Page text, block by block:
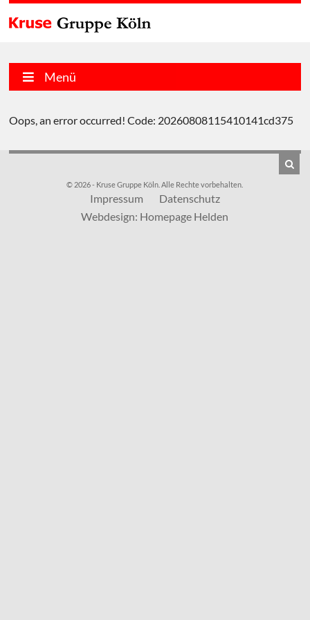
Menü
Oops, an error occurred! Code: 20260808115410141cd375
© 2026 - Kruse Gruppe Köln. Alle Rechte vorbehalten.
Impressum
Datenschutz
Webdesign: Homepage Helden